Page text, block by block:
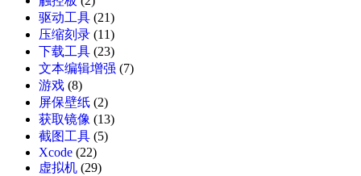
驱动工具 (21)
压缩刻录 (11)
下载工具 (23)
文本编辑增强 (7)
游戏 (8)
屏保壁纸 (2)
获取镜像 (13)
截图工具 (5)
Xcode (22)
虚拟机 (29)